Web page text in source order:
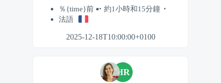
％{time}前
約1小時和15分鐘
法語
2025-12-18T10:00:00+0100
HR